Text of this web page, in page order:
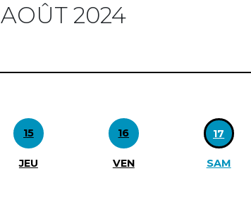
AOÛT 2024
15
JEU
16
VEN
17
SAM